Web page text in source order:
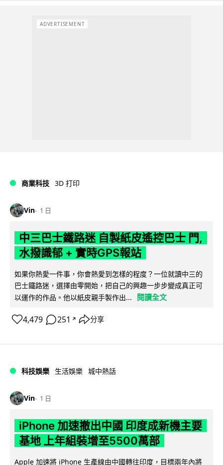
ADVERTISEMENT
商業科技 3D 打印
Vin 1 日
中三巴士鐵路迷 自製紙皮遙控巴士 門,
水撥識郁 + 實時GPS報站
如果你熱愛一件事，你會熱愛到怎樣的程度？一位就讀中三的
巴士鐵路迷，選擇由零開始，把自己的興趣一步步變成真正可
以運作的作品。他以紙皮親手製作出...
閱讀全文
4,479 251 ↗ 分享
科技娛樂 生活娛樂 城中熱話
Vin 1 日
iPhone 加速撤出中國 印度成新機主要
基地 上年組裝增至5500萬部
Apple 加速將 iPhone 生產線由中國轉往印度，目標兩年內將